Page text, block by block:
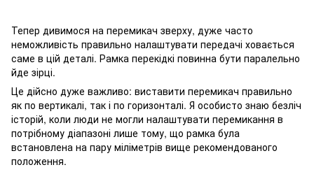
Тепер дивимося на перемикач зверху, дуже часто
неможливість правильно налаштувати передачі ховається
саме в цій деталі. Рамка перекідкі повинна бути паралельно
йде зірці.
Це дійсно дуже важливо: виставити перемикач правильно
як по вертикалі, так і по горизонталі. Я особисто знаю безліч
історій, коли люди не могли налаштувати перемикання в
потрібному діапазоні лише тому, що рамка була
встановлена на пару міліметрів вище рекомендованого
положення.